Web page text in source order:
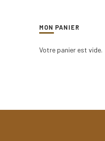
MON PANIER
Votre panier est vide.